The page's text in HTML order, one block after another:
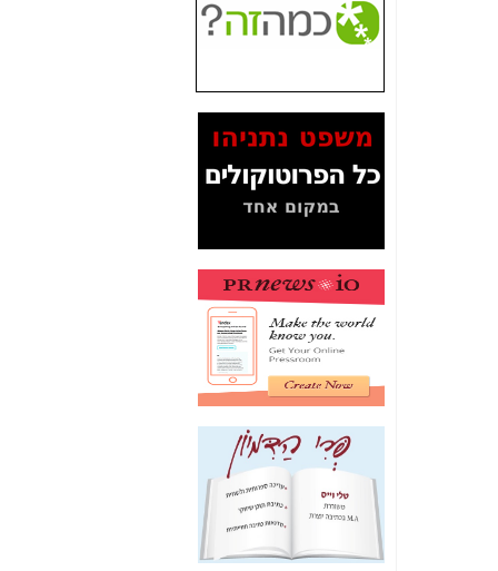
האם ביבי וקרא קבלו
בכלל תמורה עבור
המסמכים בנושא בזק-
Yes (תיק 4000)
לאיש הלא נכון! -כאן
עובדות ומסמכים
האם ביבי כשר
תקשורת עזר לקב'
בזק? -כאן
מה מקור ה-Fake
News שהביא לתפירת
תיק לביבי והעלמת
החשודים הנכונים -כאן
אחת הרגליים של "תיק
4000 התפור"
התמוטטה היום
בניצחון (כפול) של בזק
כאן
איך כתבות מפנקות